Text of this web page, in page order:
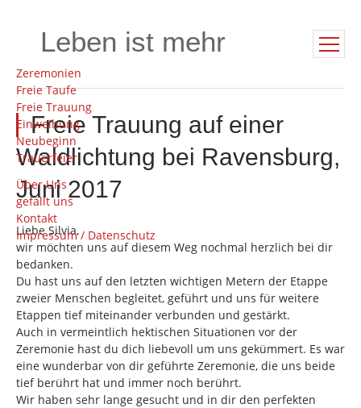
Leben ist mehr
Zeremonien
Freie Taufe
Freie Trauung
Einweihung
Neubeginn
Trauerfeier
Über Uns
gefällt uns
Kontakt
Impressum / Datenschutz
Freie Trauung auf einer
Waldlichtung bei Ravensburg,
Juni 2017
Liebe Silvia,
wir möchten uns auf diesem Weg nochmal herzlich bei dir
bedanken.
Du hast uns auf den letzten wichtigen Metern der Etappe
zweier Menschen begleitet, geführt und uns für weitere
Etappen tief miteinander verbunden und gestärkt.
Auch in vermeintlich hektischen Situationen vor der
Zeremonie hast du dich liebevoll um uns gekümmert. Es war
eine wunderbar von dir geführte Zeremonie, die uns beide
tief berührt hat und immer noch berührt.
Wir haben sehr lange gesucht und in dir den perfekten